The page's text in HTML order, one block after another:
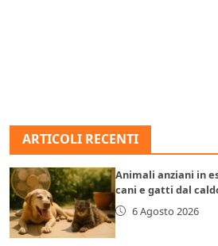
ARTICOLI RECENTI
Animali anziani in
cani e gatti dal
6 Agosto 2026